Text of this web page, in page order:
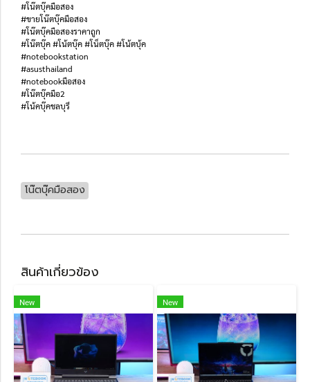
#โน๊ตบุ๊คมือสอง
#ขายโน๊ตบุ๊คมือสอง
#โน๊ตบุ๊คมือสองราคาถูก
#โน๊ตบุ๊ค #โน้ตบุ๊ค #โน็ตบุ๊ค #โน้ตบุ้ค
#notebookstation
#asusthailand
#notebookมือสอง
#โน๊ตบุ๊คมือ2
#โน้คบุ๊คชลบุรี
โน๊ตบุ๊คมือสอง
สินค้าเกี่ยวข้อง
New New